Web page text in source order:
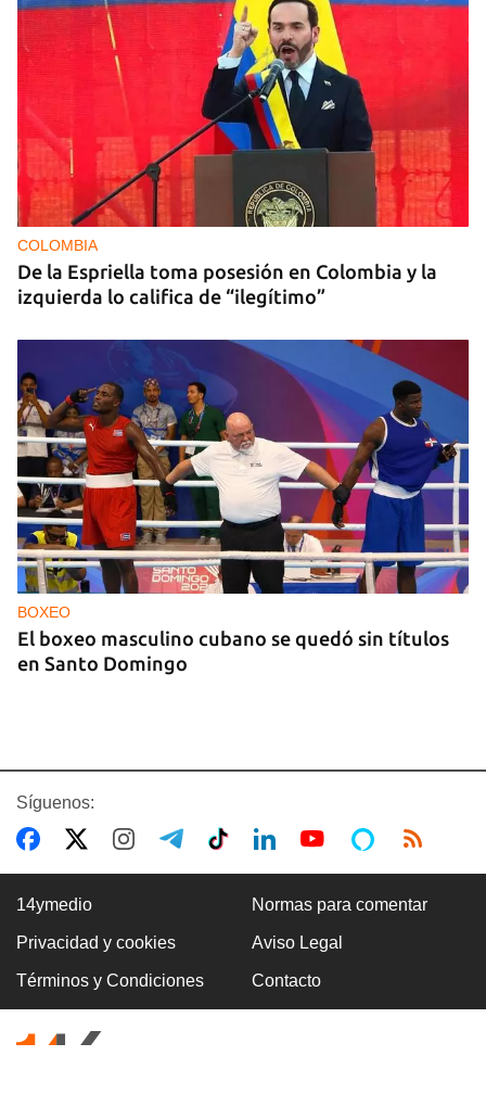
COLOMBIA
De la Espriella toma posesión en Colombia y la
izquierda lo califica de “ilegítimo”
BOXEO
El boxeo masculino cubano se quedó sin títulos
en Santo Domingo
CUBA Y LA NOCHE
La extrema izquierda ya no puede rescatar a La
Habana
Síguenos:
14ymedio Normas para comentar
Privacidad y cookies Aviso Legal
Términos y Condiciones Contacto